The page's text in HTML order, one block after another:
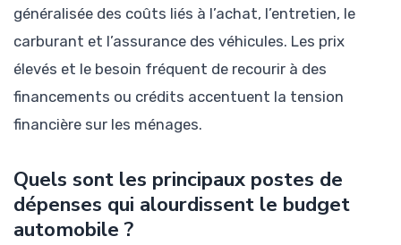
généralisée des coûts liés à l’achat, l’entretien, le
carburant et l’assurance des véhicules. Les prix
élevés et le besoin fréquent de recourir à des
financements ou crédits accentuent la tension
financière sur les ménages.
Quels sont les principaux postes de
dépenses qui alourdissent le budget
automobile ?